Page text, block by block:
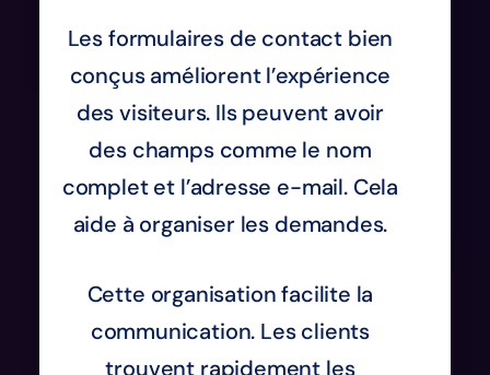
Les formulaires de contact bien
conçus améliorent l’expérience
des visiteurs. Ils peuvent avoir
des champs comme le nom
complet et l’adresse e-mail. Cela
aide à organiser les demandes.
Cette organisation facilite la
communication. Les clients
trouvent rapidement les